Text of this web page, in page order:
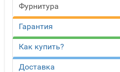
Фурнитура
Гарантия
Как купить?
Доставка